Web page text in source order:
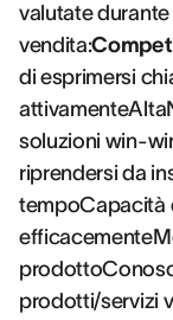
valutate
vendita:
di esprimersi
soluzioni win-
riprendersi da
tempoCapacità
prodotti/servizi